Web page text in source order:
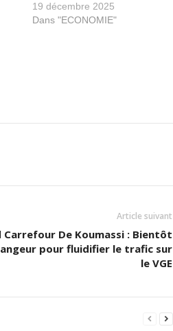
19 décembre 2025
Dans "ECONOMIE"
Article suivant
Carrefour De Koumassi : Bientôt
pour fluidifier le trafic sur
le VGE